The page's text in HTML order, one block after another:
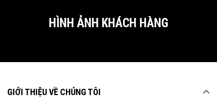
HÌNH ẢNH KHÁCH HÀNG
GIỚI THIỆU VỀ CHÚNG TÔI